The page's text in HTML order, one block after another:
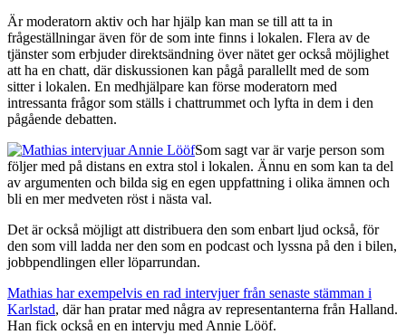
Är moderatorn aktiv och har hjälp kan man se till att ta in
frågeställningar även för de som inte finns i lokalen. Flera av de
tjänster som erbjuder direktsändning över nätet ger också möjlighet
att ha en chatt, där diskussionen kan pågå parallellt med de som
sitter i lokalen. En medhjälpare kan förse moderatorn med
intressanta frågor som ställs i chattrummet och lyfta in dem i den
pågående debatten.
Som sagt var är varje person som
följer med på distans en extra stol i lokalen. Ännu en som kan ta del
av argumenten och bilda sig en egen uppfattning i olika ämnen och
bli en mer medveten röst i nästa val.
Det är också möjligt att distribuera den som enbart ljud också, för
den som vill ladda ner den som en podcast och lyssna på den i bilen,
jobbpendlingen eller löparrundan.
Mathias har exempelvis en rad intervjuer från senaste stämman i
Karlstad, där han pratar med några av representanterna från Halland.
Han fick också en en intervju med Annie Lööf.